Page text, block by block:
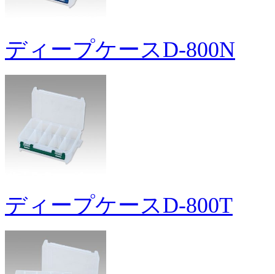
ディープケースD-800N
ディープケースD-800T